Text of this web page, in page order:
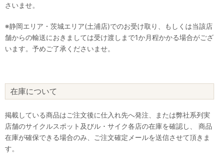
さいませ。
※静岡エリア・茨城エリア(土浦店)でのお受け取り、もしくは当該店
舗からの輸送におきましては受け渡しまで1か月程かかる場合がござ
います。予めご了承くださいませ。
在庫について
掲載している商品はご注文後に仕入れ先へ発注、または弊社系列実
店舗のサイクルスポット及びル・サイク各店の在庫を確認し、 商品
在庫が確保できる場合のみ、ご注文確定メールを送信させて頂きま
す。